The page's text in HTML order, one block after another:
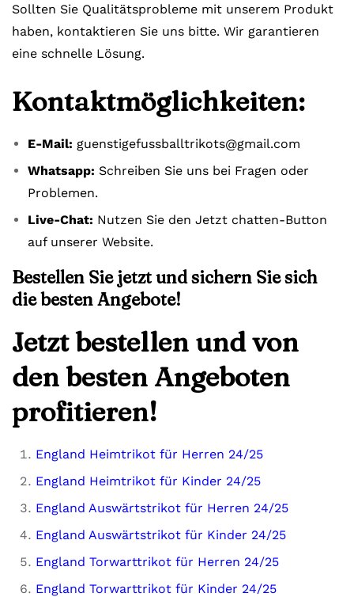
Sollten Sie Qualitätsprobleme mit unserem Produkt
haben, kontaktieren Sie uns bitte. Wir garantieren
eine schnelle Lösung.
Kontaktmöglichkeiten:
E-Mail: guenstigefussballtrikots@gmail.com
Whatsapp: Schreiben Sie uns bei Fragen oder
Problemen.
Live-Chat: Nutzen Sie den Jetzt chatten-Button
auf unserer Website.
Bestellen Sie jetzt und sichern Sie sich
die besten Angebote!
Jetzt bestellen und von
den besten Angeboten
profitieren!
England Heimtrikot für Herren 24/25
England Heimtrikot für Kinder 24/25
England Auswärtstrikot für Herren 24/25
England Auswärtstrikot für Kinder 24/25
England Torwarttrikot für Herren 24/25
England Torwarttrikot für Kinder 24/25